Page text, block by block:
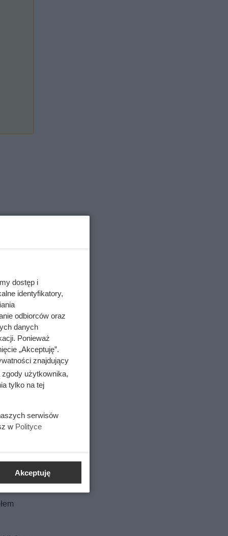
dostęp i
identyfikatory,
odbiorców oraz
danych
Ponieważ
„Akceptuję”.
znajdujący
użytkownika,
tylko na tej
serwisów
w Polityce
Akceptuję